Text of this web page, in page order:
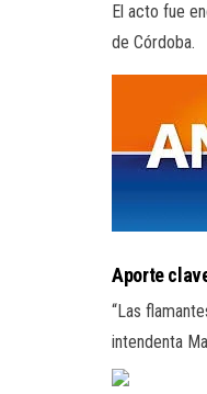
El acto fue
de Córdoba.
Aporte
“Las
intendenta